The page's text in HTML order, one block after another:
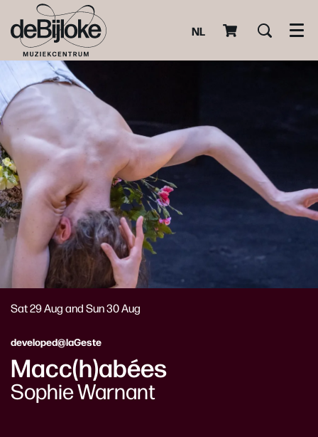
NL
Macc(h)abées
Sophie Warnant
developed@laGeste
Sat 29 AugandSun 30 Aug